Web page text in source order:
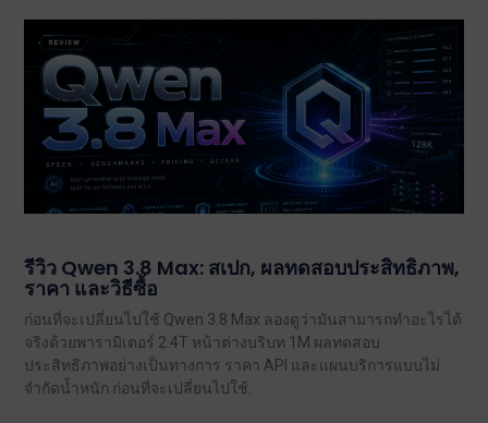
รีวิว Qwen 3.8 Max: สเปก, ผลทดสอบประสิทธิภาพ,
ราคา และวิธีซื้อ
ก่อนที่จะเปลี่ยนไปใช้ Qwen 3.8 Max ลองดูว่ามันสามารถทำอะไรได้
จริงด้วยพารามิเตอร์ 2.4T หน้าต่างบริบท 1M ผลทดสอบ
ประสิทธิภาพอย่างเป็นทางการ ราคา API และแผนบริการแบบไม่
จำกัดน้ำหนัก ก่อนที่จะเปลี่ยนไปใช้.